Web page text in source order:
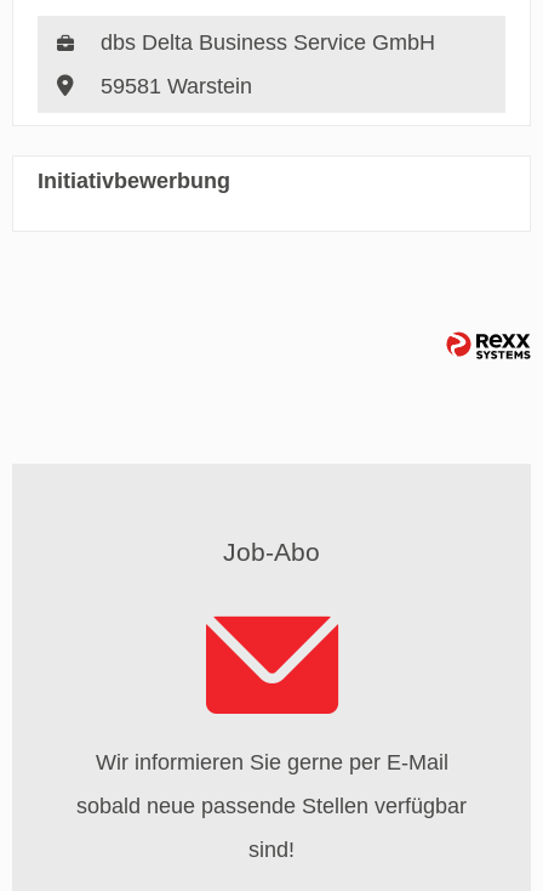
dbs Delta Business Service GmbH
59581 Warstein
Initiativbewerbung
Job-Abo
Wir informieren Sie gerne per E-Mail
sobald neue passende Stellen verfügbar
sind!